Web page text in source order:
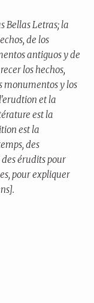
Bellas Letras; la
de los
antiguos y de
los hechos,
monumentos y los
et la
est la
est la
des
érudits pour
pour expliquer